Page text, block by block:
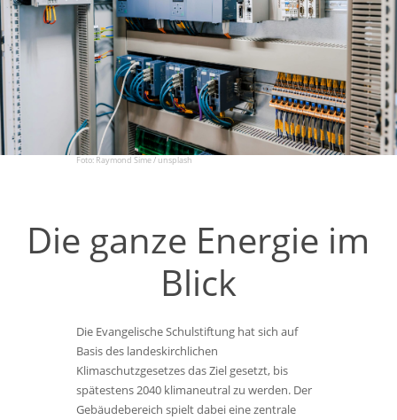
Foto: Raymond Sime / unsplash
Die ganze Energie im
Blick
Die Evangelische Schulstiftung hat sich auf
Basis des landeskirchlichen
Klimaschutzgesetzes das Ziel gesetzt, bis
spätestens 2040 klimaneutral zu werden. Der
Gebäudebereich spielt dabei eine zentrale